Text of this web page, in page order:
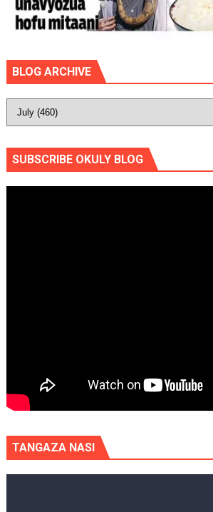
BLOG ARCHIVE
SUBSCRIBE OKULY BLOG
TANGAZA NASI